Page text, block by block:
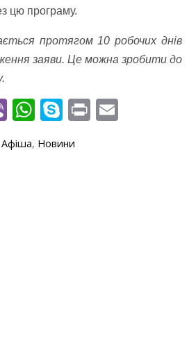
цю програму.
протягом 10 робочих днів
заяви. Це можна зробити до
Vi
b
er
W
at
S
y
Pr
Афіша, Новини